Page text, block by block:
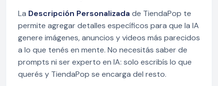
La Descripción Personalizada de TiendaPop te
permite agregar detalles específicos para que la IA
genere imágenes, anuncios y videos más parecidos
a lo que tenés en mente. No necesitás saber de
prompts ni ser experto en IA: solo escribís lo que
querés y TiendaPop se encarga del resto.